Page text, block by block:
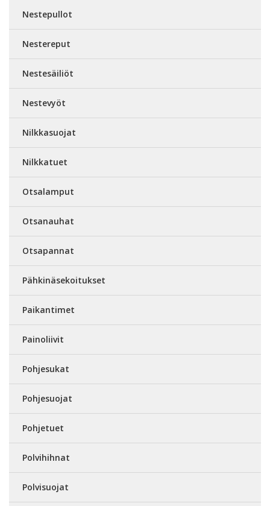
Nestepullot
Nestereput
Nestesäiliöt
Nestevyöt
Nilkkasuojat
Nilkkatuet
Otsalamput
Otsanauhat
Otsapannat
Pähkinäsekoitukset
Paikantimet
Painoliivit
Pohjesukat
Pohjesuojat
Pohjetuet
Polvihihnat
Polvisuojat